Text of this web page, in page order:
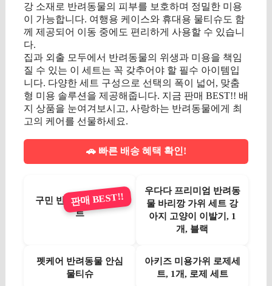
강 소재로 반려동물의 피부를 보호하며 정밀한 미용
이 가능합니다. 여행용 케이스와 휴대용 물티슈도 함
께 제공되어 이동 중에도 편리하게 사용할 수 있습니
다.
집과 외출 모두에서 반려동물의 위생과 미용을 책임
질 수 있는 이 세트는 꼭 갖추어야 할 필수 아이템입
니다. 다양한 세트 구성으로 선택의 폭이 넓어, 맞춤
형 미용 솔루션을 제공해줍니다. 지금 판매 BEST!! 배
지 상품을 눈여겨보시고, 사랑하는 반려동물에게 최
고의 케어를 선물하세요.
🚗 빠른 배송 혜택 확인!
구민 반려동물 해먹 세
트
판매 BEST!!
우다다 프리미엄 반려동
물 바리깡 가위 세트 강
아지 고양이 이발기, 1
개, 블랙
펫케어 반려동물 안심
물티슈
아키즈 미용가위 로제세
트, 1개, 로제 세트